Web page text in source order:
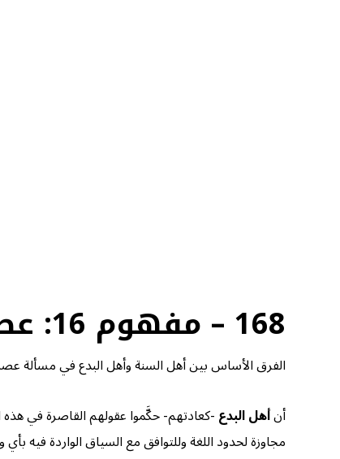
168 – مفهوم 16: عصمة الأنبياء بين أهل السنة وأهل البدع
الفرق الأساس بين أهل السنة وأهل البدع في مسألة
أنأهل البدع-كعادتهم- حكَّموا عقولهم القاصرة في هذه
مجاوزة لحدود اللغة وللتوافق مع السياق الواردة فيه بأي